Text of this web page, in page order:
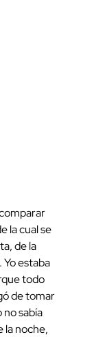
la cual se
de la
estaba
todo
de tomar
no sabía
la noche,